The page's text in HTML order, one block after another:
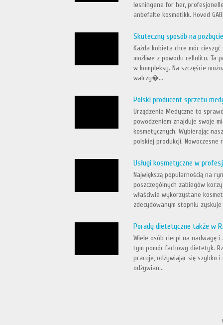
løsningene for her,
anbefalte kosmetikk. Hoved
Skuteczny sposób na
Każda kobieta chce móc
możliwe z powodu cellulitu. Ta
w kompleksy. Na szczęście
walczy�...
Polski producent sprzetu
Urządzenia Medyczne to
powodzeniem znajduje swoje
kosmetycznych. Wybierając
polskiej produkcji. Nowoczesne
Usługi kosmetyczne w
Największą popularnością na
poszczególnych zabiegów
właściwie wykorzystane
zdecydowanym stopniu
Porady dietetyczne także w
Wiele osób cierpi na nadwagę
tym pomóc fachowy dietetyk.
pracuje, odżywiając się szybko
odżywian...